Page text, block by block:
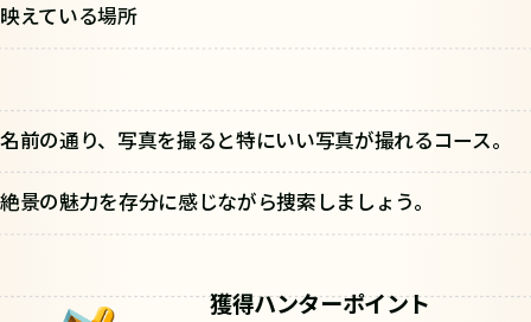
映えている場所
名前の通り、写真を撮ると特にいい写真が撮れるコース。
絶景の魅力を存分に感じながら捜索しましょう。
獲得ハンターポイント